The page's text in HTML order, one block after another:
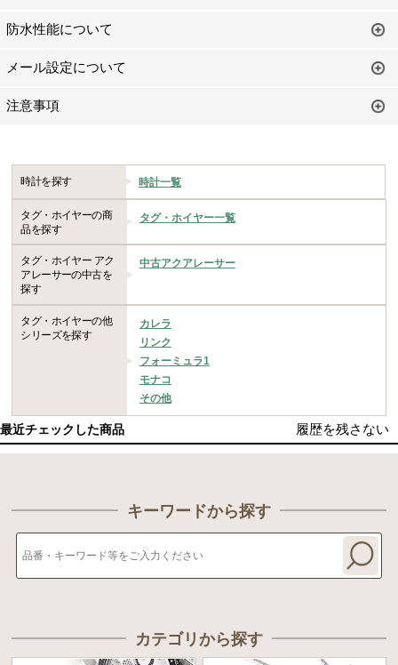
防水性能について
メール設定について
注意事項
時計を探す 時計一覧
タグ・ホイヤーの商
品を探す
タグ・ホイヤー一覧
タグ・ホイヤー アク
アレーサーの中古を
探す
中古アクアレーサー
タグ・ホイヤーの他
シリーズを探す
カレラ
リンク
フォーミュラ1
モナコ
その他
最近チェックした商品 履歴を残さない
キーワードから探す
カテゴリから探す